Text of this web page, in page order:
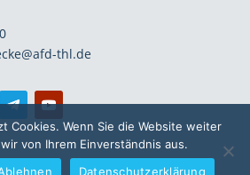
thl.de
Cookies. Wenn Sie die Website weiter
von Ihrem Einverständnis aus.
Datenschutzerklärung